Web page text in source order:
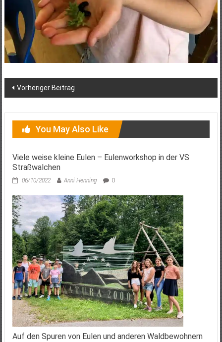
Post
Vorheriger Beitrag
You May Also Like
Viele weise kleine Eulen – Eulenworkshop in der VS
Straßwalchen
06/10/2022 Anni Henning 0
Auf den Spuren von Eulen und anderen Waldbewohnern